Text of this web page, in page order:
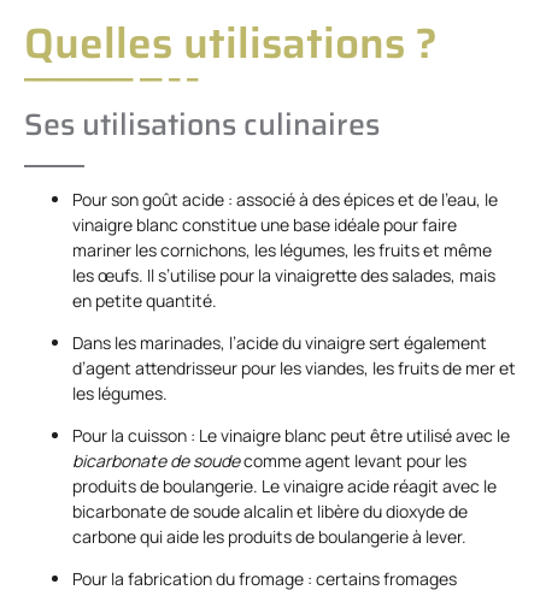
Quelles utilisations ?
Ses utilisations culinaires
Pour son goût acide : associé à des épices et de l’eau, le
vinaigre blanc constitue une base idéale pour faire
mariner les cornichons, les légumes, les fruits et même
les œufs. Il s’utilise pour la vinaigrette des salades, mais
en petite quantité.
Dans les marinades, l’acide du vinaigre sert également
d’agent attendrisseur pour les viandes, les fruits de mer et
les légumes.
Pour la cuisson : Le vinaigre blanc peut être utilisé avec le
bicarbonate de soudecomme agent levant pour les
produits de boulangerie. Le vinaigre acide réagit avec le
bicarbonate de soude alcalin et libère du dioxyde de
carbone qui aide les produits de boulangerie à lever.
Pour la fabrication du fromage : certains fromages